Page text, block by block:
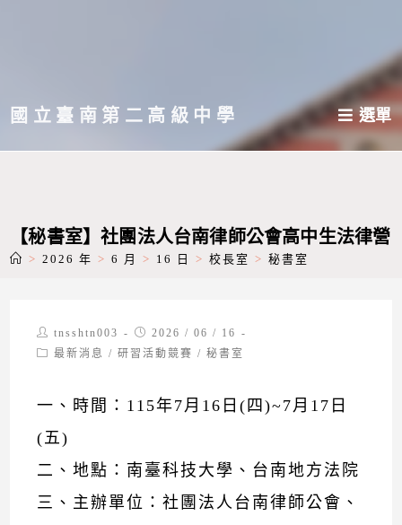
主國立臺南第二高級中學 選單
【秘書室】社團法人台南律師公會高中生法律營
> 2026 年 > 6 月 > 16 日 > 校長室 > 秘書室
Post
author:
tnsshtn003
Post
published:
2026 / 06 / 16
Post最新消息 / 研習活動競賽 / 秘書室
一、時間：115年7月16日(四)~7月17日
(五)
二、地點：南臺科技大學、台南地方法院
三、主辦單位：社團法人台南律師公會、